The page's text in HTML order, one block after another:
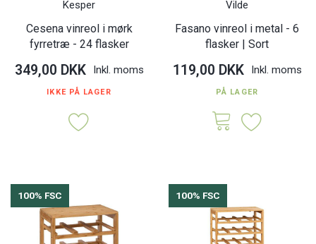
Kesper
Cesena vinreol i mørk
fyrretræ - 24 flasker
349,00 DKK Inkl. moms
IKKE PÅ LAGER
Vilde
Fasano vinreol i metal - 6
flasker | Sort
119,00 DKK Inkl. moms
PÅ LAGER
100% FSC 100% FSC